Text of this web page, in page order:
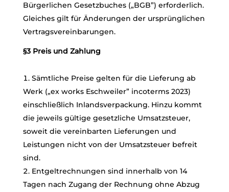
Bürgerlichen Gesetzbuches („BGB”) erforderlich.
Gleiches gilt für Änderungen der ursprünglichen
Vertragsvereinbarungen.
§3 Preis und Zahlung
Sämtliche Preise gelten für die Lieferung ab
Werk („ex works Eschweiler” incoterms 2023)
einschließlich Inlandsverpackung. Hinzu kommt
die jeweils gültige gesetzliche Umsatzsteuer,
soweit die vereinbarten Lieferungen und
Leistungen nicht von der Umsatzsteuer befreit
sind.
Entgeltrechnungen sind innerhalb von 14
Tagen nach Zugang der Rechnung ohne Abzug